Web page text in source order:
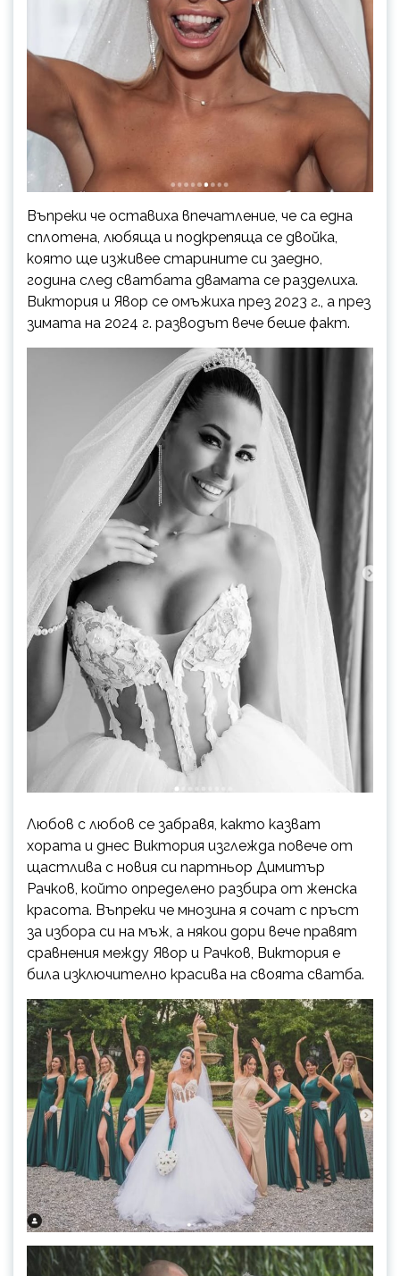
Въпреки че оставиха впечатление, че са една
сплотена, любяща и подкрепяща се двойка,
която ще изживее старините си заедно,
година след сватбата двамата се разделиха.
Виктория и Явор се омъжиха през 2023 г., а през
зимата на 2024 г. разводът вече беше факт.
Любов с любов се забравя, както казват
хората и днес Виктория изглежда повече от
щастлива с новия си партньор Димитър
Рачков, който определено разбира от женска
красота. Въпреки че мнозина я сочат с пръст
за избора си на мъж, а някои дори вече правят
сравнения между Явор и Рачков, Виктория е
била изключително красива на своята сватба.